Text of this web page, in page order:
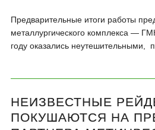
Предварительные итоги работы
металлургического комплекса —
году оказались неутешительными,
НЕИЗВЕСТНЫЕ
ПОКУШАЮТСЯ НА